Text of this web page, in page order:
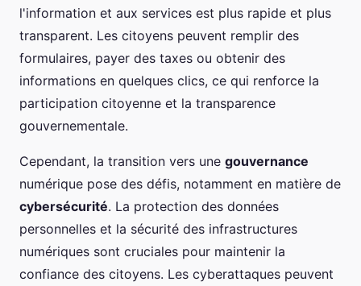
l'information et aux services est plus rapide et plus
transparent. Les citoyens peuvent remplir des
formulaires, payer des taxes ou obtenir des
informations en quelques clics, ce qui renforce la
participation citoyenne et la transparence
gouvernementale.
Cependant, la transition vers une gouvernance
numérique pose des défis, notamment en matière de
cybersécurité. La protection des données
personnelles et la sécurité des infrastructures
numériques sont cruciales pour maintenir la
confiance des citoyens. Les cyberattaques peuvent